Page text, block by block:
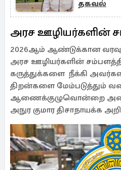
தகவல்
அரச ஊழியர்களின்
2026ஆம் ஆண்டுக்கான
அரச ஊழியர்களின்
கருத்துக்களை நீக்கி
திறன்களை மேம்படுத்தும்
ஆணைக்குழுவொன்றை
அநுர குமார திசாநாயக்க